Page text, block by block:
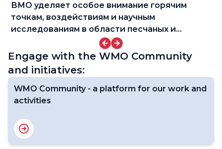
ВМО уделяет особое внимание горячим
точкам, воздействиям и научным
исследованиям в области песчаных и
Engage with the WMO Community
and initiatives:
WMO Community - a platform for our work and
activities